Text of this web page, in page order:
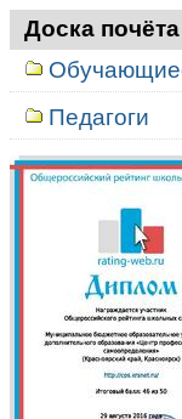
Доска почёта
Педагоги